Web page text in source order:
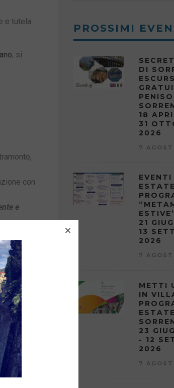
e tutela
, si
con
e
PROSSIMI
DI
18
31
2026
7
21
13
2026
7
METTI
IN
23
- 12
2026
7